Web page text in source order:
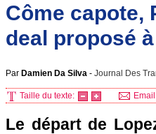
Côme capote,
deal proposé
Par Damien Da Silva - Journal Des
Taille du texte: Email
Le départ de